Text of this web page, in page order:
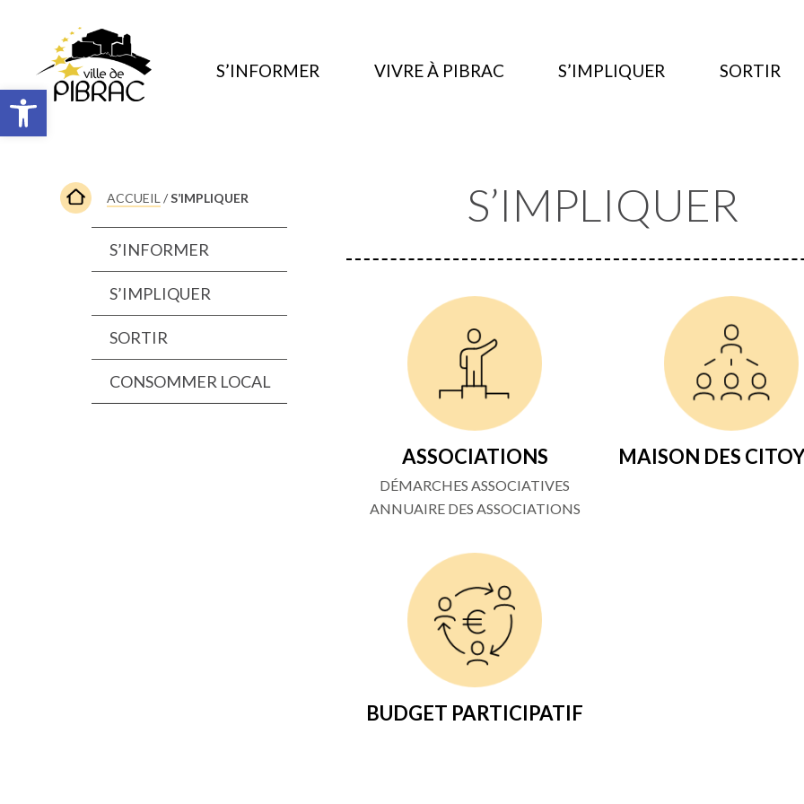
Ouvrir la barre d’outils
S’INFORMER VIVRE À PIBRAC S’IMPLIQUER SORTIR
ACCUEIL /S’IMPLIQUER
S’INFORMER
S’IMPLIQUER
SORTIR
CONSOMMER LOCAL
S’IMPLIQUER
ASSOCIATIONS
DÉMARCHES ASSOCIATIVES
ANNUAIRE DES ASSOCIATIONS
MAISON DES
BUDGET PARTICIPATIF